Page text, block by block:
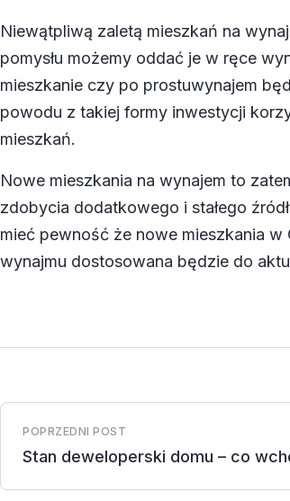
Niewątpliwą zaletą mieszkań na
pomysłu możemy oddać je w ręce
mieszkanie czy po prostuwynajem
powodu z takiej formy inwestycji
mieszkań.
Nowe mieszkania na wynajem to
zdobycia dodatkowego i stałego
mieć pewność że nowe mieszkania w
wynajmu dostosowana będzie do
POPRZEDNI POST
Stan deweloperski domu – co